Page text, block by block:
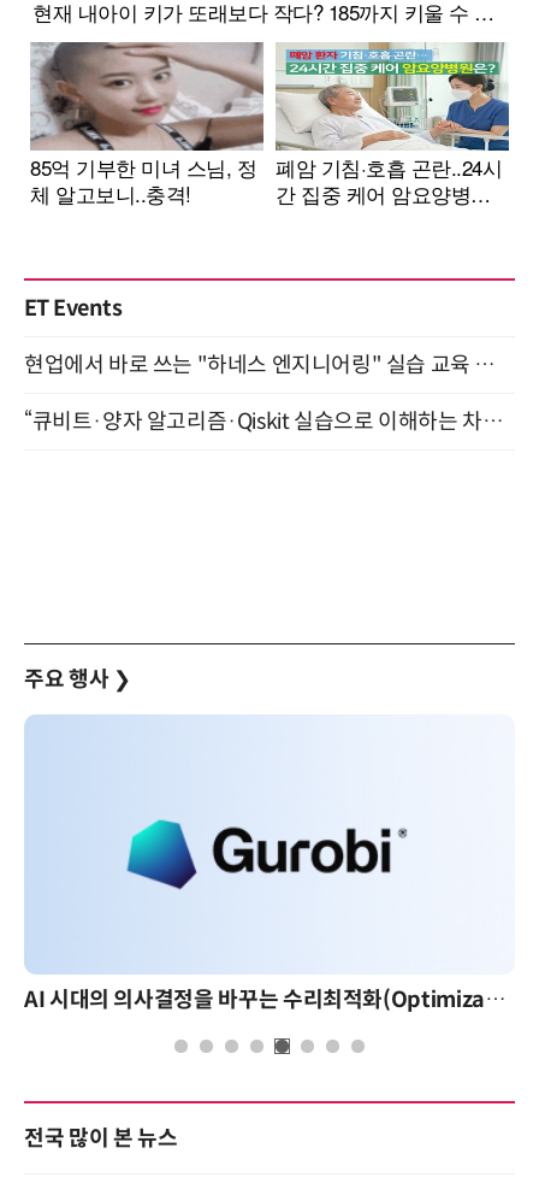
ET Events
현업에서 바로 쓰는 "하네스 엔지니어링" 실습 교육 워크숍 8월 20일 개최
“큐비트·양자 알고리즘·Qiskit 실습으로 이해하는 차세대 컴퓨팅” (8/28)
주요 행사 ❯
AI 시대의 의사결정을 바꾸는 수리최적화(Optimization): 실제 산업 적용 사례와 활용 전략
전국 많이 본 뉴스